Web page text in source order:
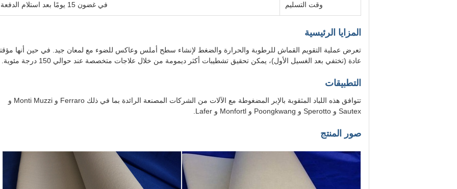
وقت التسليم في غضون 15 يومًا بعد استلام الدفعة
المزايا الرئيسية
تعرض عملية التقويم القماش للرطوبة والحرارة والضغط لإنشاء سطح أملس وعاكس للضوء مع لمعان جيد. في حين أنها
عادة (تختفي بعد الغسيل الأول)، يمكن تحقيق تشطيبات أكثر ديمومة من خلال علاجات متخصصة عند حوالي 150 درجة مئوية.
التطبيقات
تتوافق هذه اللباد المثقوبة بالإبر المضغوطة مع الآلات من الشركات المصنعة الرائدة بما في ذلك Ferraro و Monti Muzzi و
Sautex و Sperotto و Poongkwang و Monfortl و Lafer.
صور المنتج